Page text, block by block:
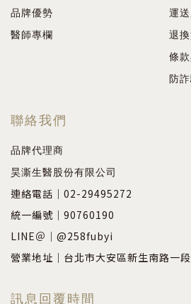
品牌優勢
醫師專欄
運
退
條
防
聯絡我們
品牌代理商
昊澌生醫股份有限公司
連絡電話｜02-29495272
統一編號｜90760190
LINE＠｜@258fubyi
營業地址｜台北市大安區新生南路一
訊息回覆時間